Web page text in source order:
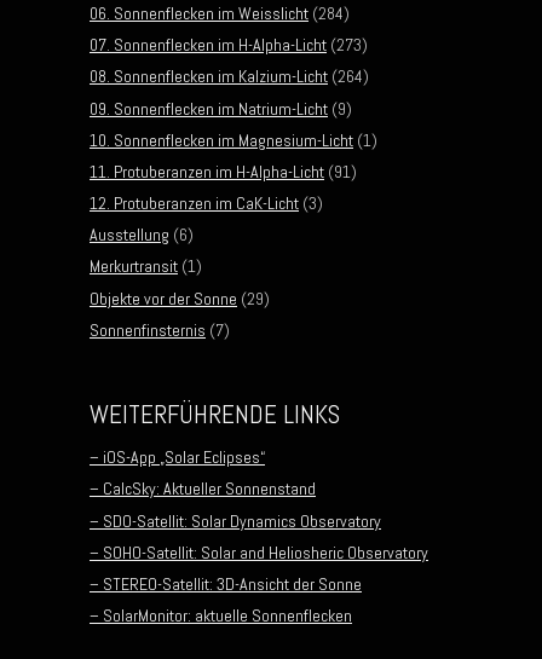
06. Sonnenflecken im Weisslicht (284)
07. Sonnenflecken im H-Alpha-Licht (273)
08. Sonnenflecken im Kalzium-Licht (264)
09. Sonnenflecken im Natrium-Licht (9)
10. Sonnenflecken im Magnesium-Licht (1)
11. Protuberanzen im H-Alpha-Licht (91)
12. Protuberanzen im CaK-Licht (3)
Ausstellung (6)
Merkurtransit (1)
Objekte vor der Sonne (29)
Sonnenfinsternis (7)
WEITERFÜHRENDE LINKS
– iOS-App „Solar Eclipses“
– CalcSky: Aktueller Sonnenstand
– SDO-Satellit: Solar Dynamics Observatory
– SOHO-Satellit: Solar and Heliosheric Observatory
– STEREO-Satellit: 3D-Ansicht der Sonne
– SolarMonitor: aktuelle Sonnenflecken